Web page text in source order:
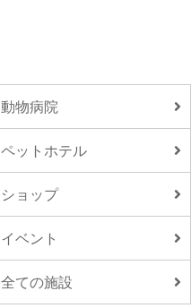
動物病院
ペットホテル
ショップ
イベント
全ての施設